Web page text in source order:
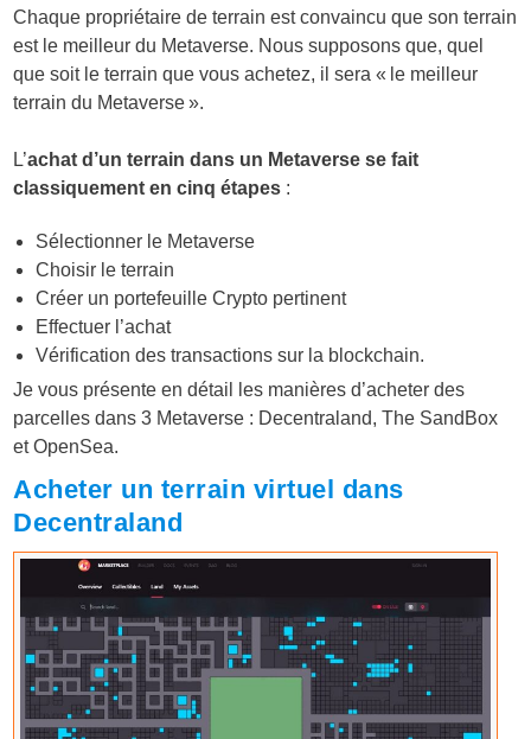
Chaque propriétaire de terrain est convaincu que son terrain
est le meilleur du Metaverse. Nous supposons que, quel
que soit le terrain que vous achetez, il sera « le meilleur
terrain du Metaverse ».
L’achat d’un terrain dans un Metaverse se fait
classiquement en cinq étapes :
Sélectionner le Metaverse
Choisir le terrain
Créer un portefeuille Crypto pertinent
Effectuer l’achat
Vérification des transactions sur la blockchain.
Je vous présente en détail les manières d’acheter des
parcelles dans 3 Metaverse : Decentraland, The SandBox
et OpenSea.
Acheter un terrain virtuel dans
Decentraland